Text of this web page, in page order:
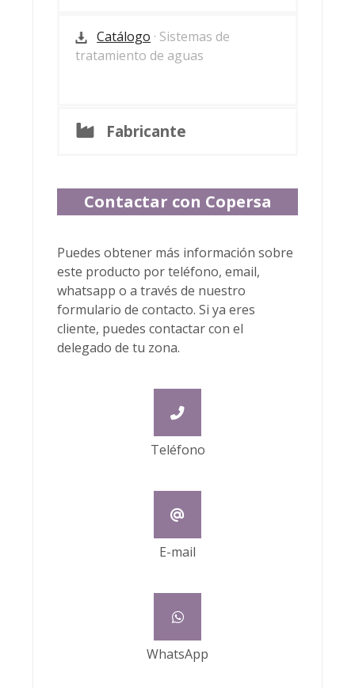
Catálogo · Sistemas de
tratamiento de aguas
Fabricante
Contactar con Copersa
Puedes obtener más información sobre
este producto por teléfono, email,
whatsapp o a través de nuestro
formulario de contacto. Si ya eres
cliente, puedes contactar con el
delegado de tu zona.
Teléfono
E-mail
WhatsApp